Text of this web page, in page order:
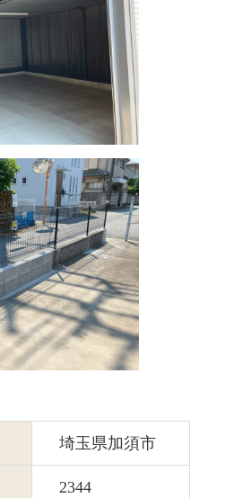
埼玉県加須市
2344